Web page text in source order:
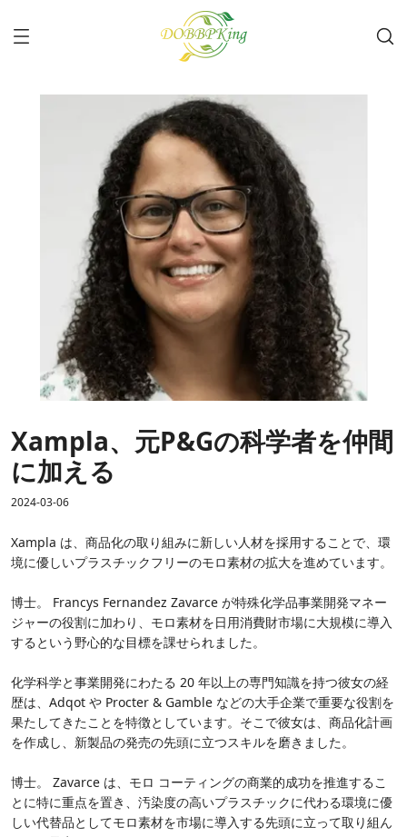
Xampla、元P&Gの科学者を仲間
に加える
2024-03-06
Xampla は、商品化の取り組みに新しい人材を採用することで、環
境に優しいプラスチックフリーのモロ素材の拡大を進めています。
博士。 Francys Fernandez Zavarce が特殊化学品事業開発マネー
ジャーの役​​割に加わり、モロ素材を日用消費財市場に大規模に導入
するという野心的な目標を課せられました。
化学科学と事業開発にわたる 20 年以上の専門知識を持つ彼女の経
歴は、Adqot や Procter & Gamble などの大手企業で重要な役割を
果たしてきたことを特徴としています。そこで彼女は、商品化計画
を作成し、新製品の発売の先頭に立つスキルを磨きました。
博士。 Zavarce は、モロ コーティングの商業的成功を推進するこ
とに特に重点を置き、汚染度の高いプラスチックに代わる環境に優
しい代替品としてモロ素材を市場に導入する先頭に立って取り組ん